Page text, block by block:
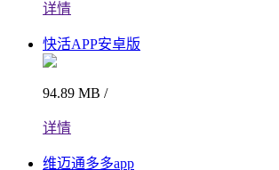
详情
快活APP安卓版
94.89 MB /
详情
维迈通多多app